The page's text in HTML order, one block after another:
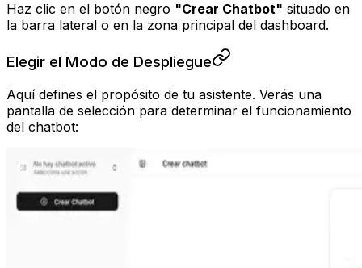
Haz clic en el botón negro "Crear Chatbot" situado en
la barra lateral o en la zona principal del dashboard.
Elegir el Modo de Despliegue
Aquí defines el propósito de tu asistente. Verás una
pantalla de selección para determinar el funcionamiento
del chatbot: